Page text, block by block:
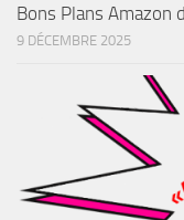
Bons Plans Amazon
9 DÉCEMBRE 2025